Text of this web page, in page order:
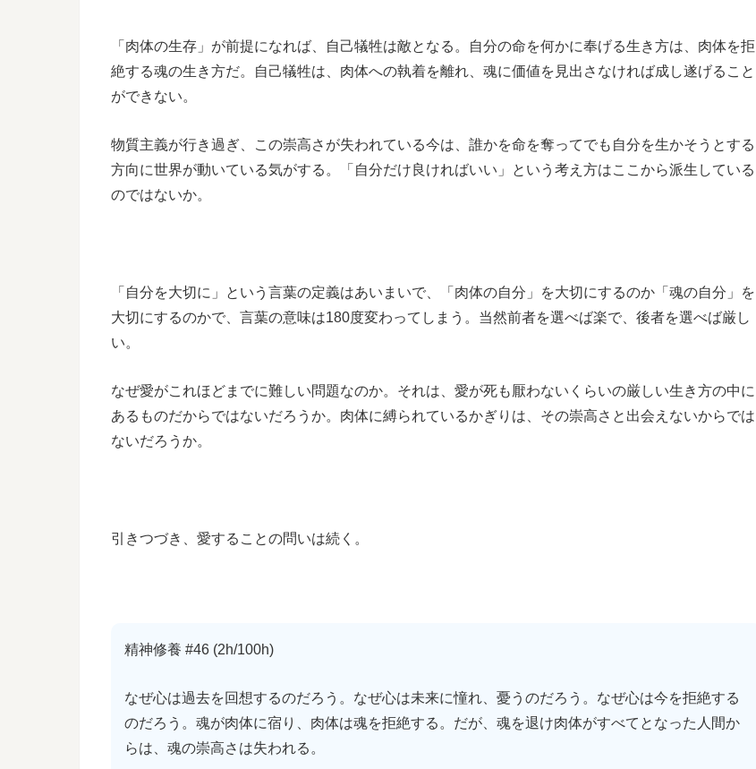
「肉体の生存」が前提になれば、自己犠牲は敵となる。自分の命を何かに奉げる生き方は、肉体を拒
絶する魂の生き方だ。自己犠牲は、肉体への執着を離れ、魂に価値を見出さなければ成し遂げること
ができない。
物質主義が行き過ぎ、この崇高さが失われている今は、誰かを命を奪ってでも自分を生かそうとする
方向に世界が動いている気がする。「自分だけ良ければいい」という考え方はここから派生している
のではないか。
「自分を大切に」という言葉の定義はあいまいで、「肉体の自分」を大切にするのか「魂の自分」を
大切にするのかで、言葉の意味は180度変わってしまう。当然前者を選べば楽で、後者を選べば厳し
い。
なぜ愛がこれほどまでに難しい問題なのか。それは、愛が死も厭わないくらいの厳しい生き方の中に
あるものだからではないだろうか。肉体に縛られているかぎりは、その崇高さと出会えないからでは
ないだろうか。
引きつづき、愛することの問いは続く。
精神修養 #46 (2h/100h)
なぜ心は過去を回想するのだろう。なぜ心は未来に憧れ、憂うのだろう。なぜ心は今を拒絶する
のだろう。魂が肉体に宿り、肉体は魂を拒絶する。だが、魂を退け肉体がすべてとなった人間か
らは、魂の崇高さは失われる。